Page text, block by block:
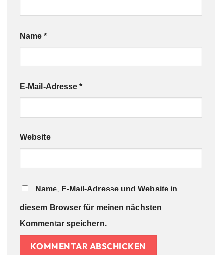
Name*
E-Mail-Adresse*
Website
Name, E-Mail-Adresse und Website in
diesem Browser für meinen nächsten
Kommentar speichern.